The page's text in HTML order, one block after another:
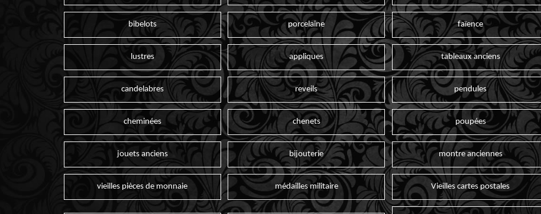
bibelots porcelaine faïence
lustres appliques tableaux anciens
candelabres reveils pendules
cheminées chenets poupées
jouets anciens bijouterie montre anciennes
vieilles pièces de monnaie médailles militaire Vieilles cartes postales